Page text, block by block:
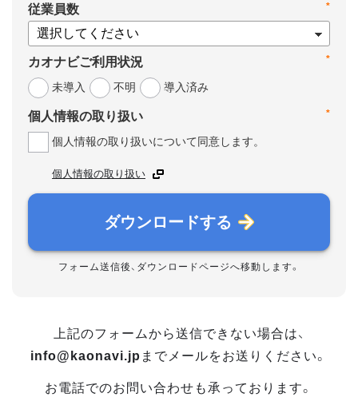
*
従業員数
*
カオナビご利用状況
未導入
不明 導入済み
*
個人情報の取り扱い
個人情報の取り扱いについて同意します。
個人情報の取り扱い
ダウンロードする
フォーム送信後、ダウンロードページへ移動します。
上記のフォームから送信できない場合は、
info@kaonavi.jp までメールをお送りください。
お電話でのお問い合わせも承っております。